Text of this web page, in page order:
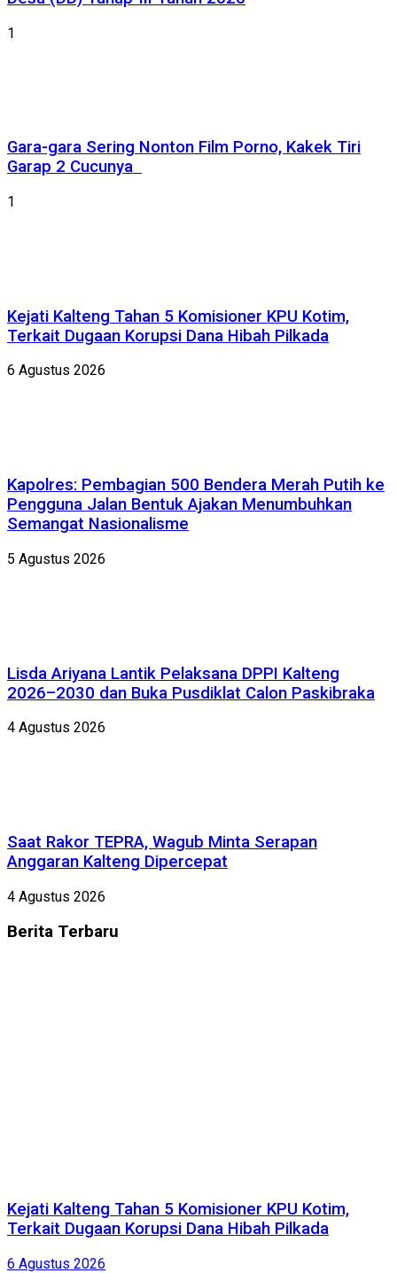
1
Gara-gara Sering Nonton Film Porno, Kakek Tiri
Garap 2 Cucunya
1
Kejati Kalteng Tahan 5 Komisioner KPU Kotim,
Terkait Dugaan Korupsi Dana Hibah Pilkada
6 Agustus 2026
Kapolres: Pembagian 500 Bendera Merah Putih ke
Pengguna Jalan Bentuk Ajakan Menumbuhkan
Semangat Nasionalisme
5 Agustus 2026
Lisda Ariyana Lantik Pelaksana DPPI Kalteng
2026–2030 dan Buka Pusdiklat Calon Paskibraka
4 Agustus 2026
Saat Rakor TEPRA, Wagub Minta Serapan
Anggaran Kalteng Dipercepat
4 Agustus 2026
Berita Terbaru
Kejati Kalteng Tahan 5 Komisioner KPU Kotim,
Terkait Dugaan Korupsi Dana Hibah Pilkada
6 Agustus 2026